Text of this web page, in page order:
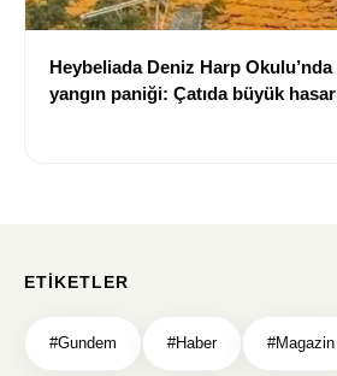
Heybeliada Deniz Harp Okulu’nda
yangın paniği: Çatıda büyük hasar
ETIKETLER
#Gundem #Haber #Magazin